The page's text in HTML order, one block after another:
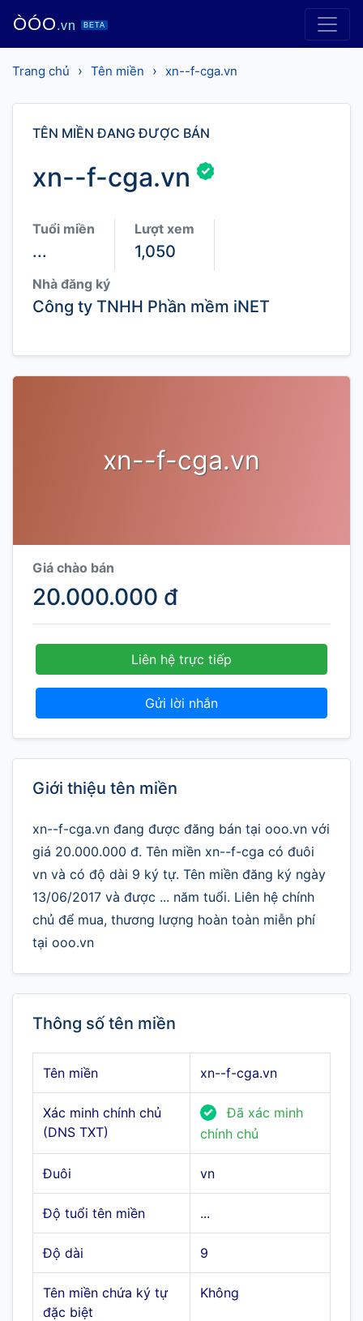
ÒÓO.vn BETA
Trang chủ › Tên miền › xn--f-cga.vn
TÊN MIỀN ĐANG ĐƯỢC BÁN
xn--f-cga.vn
Tuổi miền
...
Lượt xem
1,050
Nhà đăng ký
Công ty TNHH Phần mềm iNET
xn--f-cga.vn
Giá chào bán
20.000.000 đ
Liên hệ trực tiếp
Gửi lời nhắn
Giới thiệu tên miền
xn--f-cga.vn đang được đăng bán tại ooo.vn với
giá 20.000.000 đ. Tên miền xn--f-cga có đuôi
vn và có độ dài 9 ký tự. Tên miền đăng ký ngày
13/06/2017 và được ... năm tuổi. Liên hệ chính
chủ để mua, thương lượng hoàn toàn miễn phí
tại ooo.vn
Thông số tên miền
Tên miền xn--f-cga.vn
Xác minh chính chủ
(DNS TXT)
Đã xác minh
chính chủ
Đuôi vn
Độ tuổi tên miền ...
Độ dài 9
Tên miền chứa ký tự
đặc biệt
Không